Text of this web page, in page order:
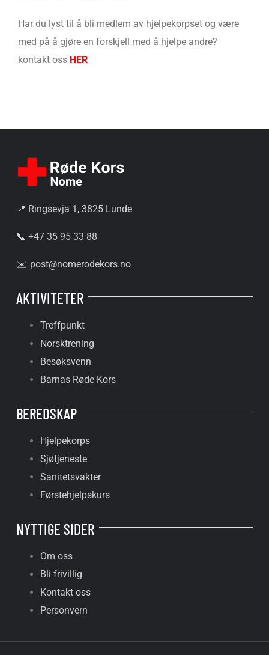
Har du lyst til å bli medlem av hjelpekorpset og være
med på å gjøre en forskjell med å hjelpe andre?
kontakt oss HER
📍 Ringsevja 1, 3825 Lunde
📞 +47 35 95 33 88
✉️ post@nomerodekors.no
AKTIVITETER
Treffpunkt
Norsktrening
Besøksvenn
Barnas Røde Kors
BEREDSKAP
Hjelpekorps
Sjøtjeneste
Sanitetsvakter
Førstehjelpskurs
NYTTIGE SIDER
Om oss
Bli frivillig
Kontakt oss
Personvern